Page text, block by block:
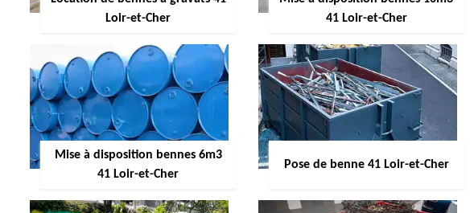
Loir-et-Cher
41 Loir-et-Cher
Mise à disposition bennes 6m3
41 Loir-et-Cher
Pose de benne 41 Loir-et-Cher